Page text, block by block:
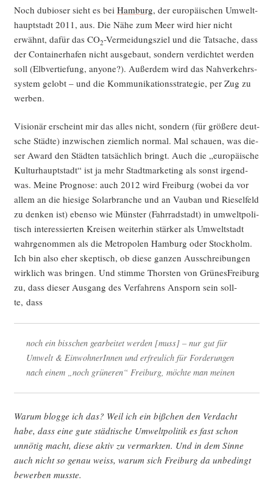
Noch dubio­ser sieht es bei Ham­burg, der euro­päi­schen Umwelt­
haupt­stadt 2011, aus. Die Nähe zum Meer wird hier nicht
erwähnt, dafür das CO2-Ver­mei­dungs­ziel und die Tat­sa­che, dass
der Con­tai­ner­ha­fen nicht aus­ge­baut, son­dern ver­dich­tet wer­den
soll (Elb­ver­tie­fung, anyo­ne?). Außer­dem wird das Nah­ver­kehrs­
sys­tem gelobt – und die Kom­mu­ni­ka­ti­ons­stra­te­gie, per Zug zu
werben.
Visio­när erscheint mir das alles nicht, son­dern (für grö­ße­re deut­
sche Städ­te) inzwi­schen ziem­lich nor­mal. Mal schau­en, was die­
ser Award den Städ­ten tat­säch­lich bringt. Auch die „euro­päi­sche
Kul­tur­haupt­stadt“ ist ja mehr Stadt­mar­ke­ting als sonst irgend­
was. Mei­ne Pro­gno­se: auch 2012 wird Frei­burg (wobei da vor
allem an die hie­si­ge Solar­bran­che und an Vau­ban und Rie­sel­feld
zu den­ken ist) eben­so wie Müns­ter (Fahr­rad­stadt) in umwelt­po­li­
tisch inter­es­sier­ten Krei­sen wei­ter­hin stär­ker als Umwelt­stadt
wahr­ge­nom­men als die Metro­po­len Ham­burg oder Stock­holm.
Ich bin also eher skep­tisch, ob die­se gan­zen Aus­schrei­bun­gen
wirk­lich was brin­gen. Und stim­me Thors­ten von Grü­nes­Frei­burg
zu, dass die­ser Aus­gang des Ver­fah­rens Ansporn sein soll­
te, dass
noch ein biss­chen gear­bei­tet wer­den [muss] – nur gut für
Umwelt & Ein­woh­ne­rIn­nen und erfreu­lich für For­de­run­gen
nach einem „noch grü­ne­ren“ Frei­burg, möch­te man meinen
War­um blog­ge ich das? Weil ich ein biß­chen den Ver­dacht
habe, dass eine gute städ­ti­sche Umwelt­po­li­tik es fast schon
unnö­tig macht, die­se aktiv zu ver­mark­ten. Und in dem Sin­ne
auch nicht so genau weiss, war­um sich Frei­burg da unbe­dingt
bewer­ben musste.